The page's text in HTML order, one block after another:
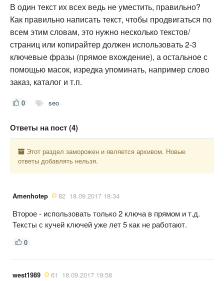
В один текст их всех ведь не уместить, правильно?
Как правильно написать текст, чтобы продвигаться по
всем этим словам, это нужно несколько текстов/
страниц или копирайтер должен использовать 2-3
ключевые фразы (прямое вхождение), а остальное с
помощью масок, изредка упоминать, например слово
заказ, каталог и т.п.
0 seo
Ответы на пост (4)
Этот раздел заморожен и является архивом. Новые
ответы добавлять нельзя.
Amenhotep 82 18.09.2017 18:34
Второе - использовать только 2 ключа в прямом и т.д.
Тексты с кучей ключей уже лет 5 как не работают.
0
west1989 61 18.09.2017 19:58